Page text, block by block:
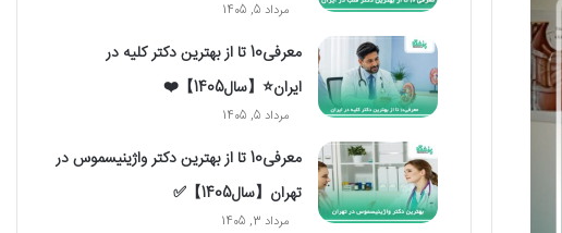
مرداد 5, 1405
معرفی10 تا از بهترین دکتر کلیه در
ایران⭐【سال1405】❤️
مرداد 5, 1405
معرفی10 تا از بهترین دکتر واژینیسموس در
تهران【سال1405】✅
مرداد 3, 1405